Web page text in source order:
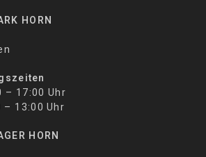
HORN
– 17:00 Uhr
Uhr
HORN